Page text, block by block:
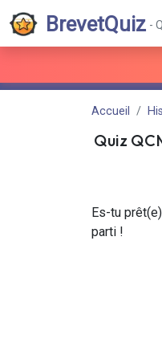
BrevetQuiz -
Accueil
Quiz
Es-tu
parti !